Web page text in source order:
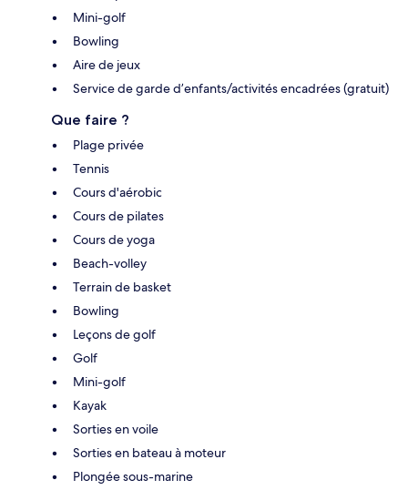
Mini-golf
Bowling
Aire de jeux
Service de garde d’enfants/activités encadrées (gratuit)
Que faire ?
Plage privée
Tennis
Cours d'aérobic
Cours de pilates
Cours de yoga
Beach-volley
Terrain de basket
Bowling
Leçons de golf
Golf
Mini-golf
Kayak
Sorties en voile
Sorties en bateau à moteur
Plongée sous-marine